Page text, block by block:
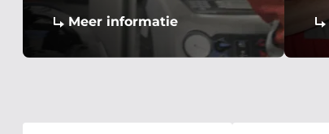
Meer informatie